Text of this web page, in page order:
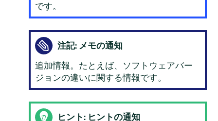
です。
注記: メモの通知
追加情報。たとえば、ソフトウェアバー
ジョンの違いに関する情報です。
ヒント: ヒントの通知